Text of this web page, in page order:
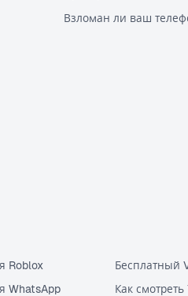
Взломан ли ваш
Roblox Бесплатный
WhatsApp Как смотреть